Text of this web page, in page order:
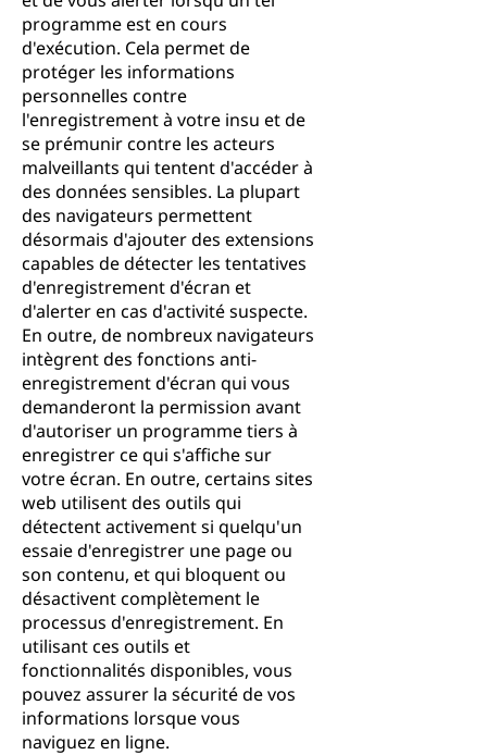
programme est en cours
d'exécution. Cela permet de
protéger les informations
personnelles contre
l'enregistrement à votre insu et de
se prémunir contre les acteurs
malveillants qui tentent d'accéder à
des données sensibles. La plupart
des navigateurs permettent
désormais d'ajouter des extensions
capables de détecter les tentatives
d'enregistrement d'écran et
d'alerter en cas d'activité suspecte.
En outre, de nombreux navigateurs
intègrent des fonctions anti-
enregistrement d'écran qui vous
demanderont la permission avant
d'autoriser un programme tiers à
enregistrer ce qui s'affiche sur
votre écran. En outre, certains sites
web utilisent des outils qui
détectent activement si quelqu'un
essaie d'enregistrer une page ou
son contenu, et qui bloquent ou
désactivent complètement le
processus d'enregistrement. En
utilisant ces outils et
fonctionnalités disponibles, vous
pouvez assurer la sécurité de vos
informations lorsque vous
naviguez en ligne.